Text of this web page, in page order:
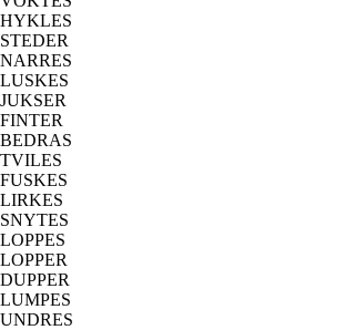
HYKLES
STEDER
NARRES
LUSKES
JUKSER
FINTER
BEDRAS
TVILES
FUSKES
LIRKES
SNYTES
LOPPES
LOPPER
DUPPER
LUMPES
UNDRES